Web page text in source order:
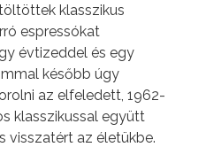
klasszikus
espressókat
évtizeddel és egy
később úgy
az elfeledett, 1962-
klasszikussal együtt
visszatért az életükbe.